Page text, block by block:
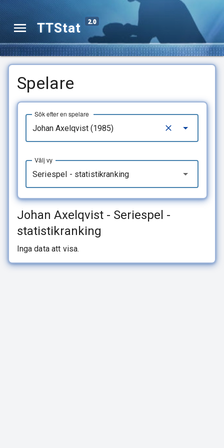
TTStat 2.0
Spelare
Sök efter en spelare
Seriespel - statistikranking
Välj vy
Johan Axelqvist - Seriespel -
statistikranking
Inga data att visa.